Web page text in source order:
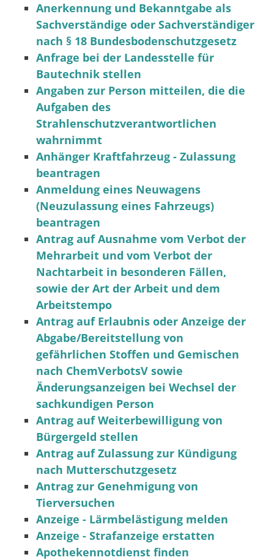
Anerkennung und Bekanntgabe als
Sachverständige oder Sachverständiger
nach § 18 Bundesbodenschutzgesetz
Anfrage bei der Landesstelle für
Bautechnik stellen
Angaben zur Person mitteilen, die die
Aufgaben des
Strahlenschutzverantwortlichen
wahrnimmt
Anhänger Kraftfahrzeug - Zulassung
beantragen
Anmeldung eines Neuwagens
(Neuzulassung eines Fahrzeugs)
beantragen
Antrag auf Ausnahme vom Verbot der
Mehrarbeit und vom Verbot der
Nachtarbeit in besonderen Fällen,
sowie der Art der Arbeit und dem
Arbeitstempo
Antrag auf Erlaubnis oder Anzeige der
Abgabe/Bereitstellung von
gefährlichen Stoffen und Gemischen
nach ChemVerbotsV sowie
Änderungsanzeigen bei Wechsel der
sachkundigen Person
Antrag auf Weiterbewilligung von
Bürgergeld stellen
Antrag auf Zulassung zur Kündigung
nach Mutterschutzgesetz
Antrag zur Genehmigung von
Tierversuchen
Anzeige - Lärmbelästigung melden
Anzeige - Strafanzeige erstatten
Apothekennotdienst finden